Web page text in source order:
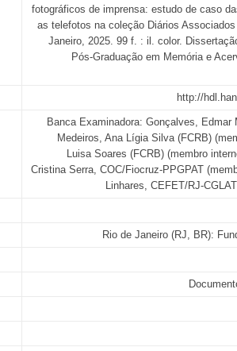
fotográficos de imprensa: estudo de caso
as telefotos na coleção Diários
Janeiro, 2025. 99 f. : il. color.
Pós-Graduação em Memória e
http://
Banca Examinadora: Gonçalves, Edmar
Medeiros, Ana Lígia Silva (FCRB)
Luisa Soares (FCRB) (membro
Cristina Serra, COC/Fiocruz-PPGPAT
Linhares, CEFET/RJ-
Rio de Janeiro (RJ, BR):